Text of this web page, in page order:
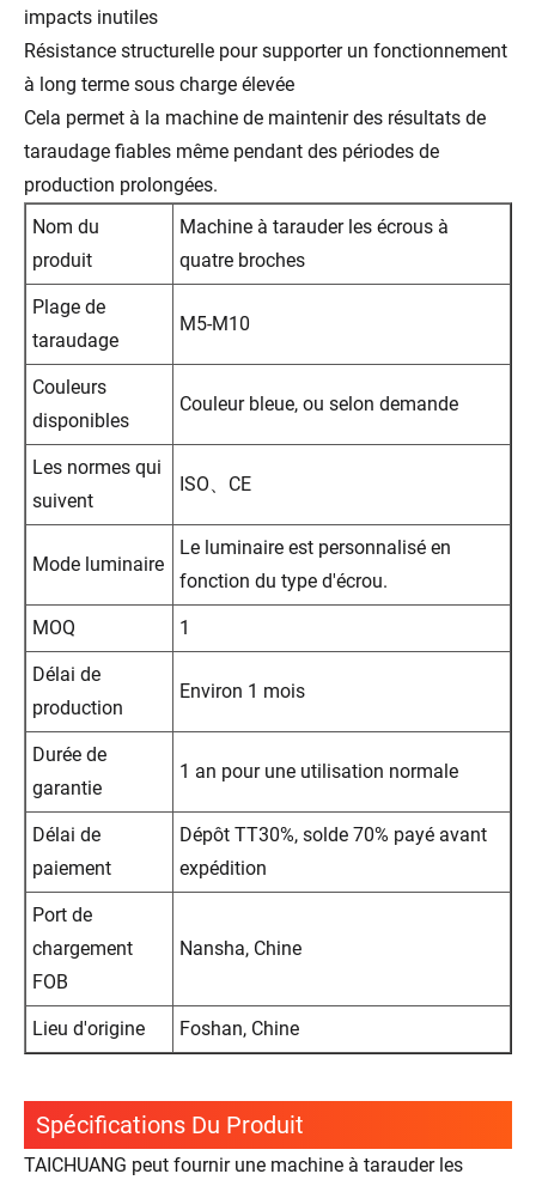
impacts inutiles
Résistance structurelle pour supporter un fonctionnement
à long terme sous charge élevée
Cela permet à la machine de maintenir des résultats de
taraudage fiables même pendant des périodes de
production prolongées.
Nom du
produit
Machine à tarauder les écrous à
quatre broches
Plage de
taraudage
M5-M10
Couleurs
disponibles
Couleur bleue, ou selon demande
Les normes qui
suivent
ISO、CE
Mode luminaire
Le luminaire est personnalisé en
fonction du type d'écrou.
MOQ 1
Délai de
production
Environ 1 mois
Durée de
garantie
1 an pour une utilisation normale
Délai de
paiement
Dépôt TT30%, solde 70% payé avant
expédition
Port de
chargement
FOB
Nansha, Chine
Lieu d'origine Foshan, Chine
Spécifications Du Produit
TAICHUANG peut fournir une machine à tarauder les